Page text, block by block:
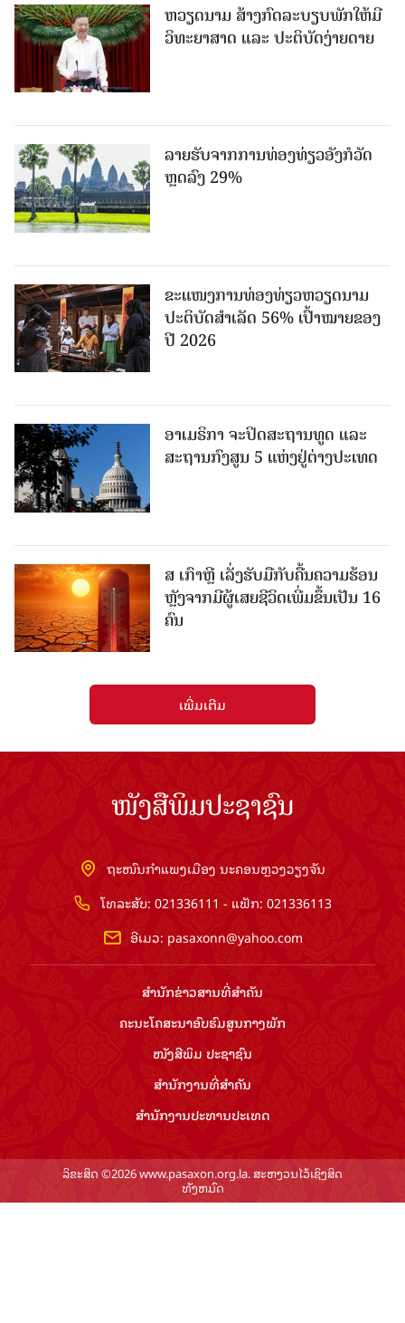
ຫວຽດນາມ ສ້າງກົດລະບຽບພັກໃຫ້ມີ
ວິທະຍາສາດ ແລະ ປະຕິບັດງ່າຍດາຍ
ລາຍຮັບຈາກການທ່ອງທ່ຽວອັງກໍວັດ
ຫຼດລົງ 29%
ຂະ​ແໜງ​ການ​ທ່ອງ​ທ່ຽວຫວຽດນາມ ​
ປະ​ຕິ​ບັດ​ສຳ​ເລັດ 56% ເປົ້າ​ໝາຍຂອງ
ປີ 2026
ອາເມຣິກາ ຈະປິດສະຖານທູດ ແ​ລະ
ສະຖານກົງສູນ 5 ແຫ່ງ​ຢູ່​ຕ່າງ​ປະ​ເທດ
ສ ເກົາຫຼີ ເລັ່ງຮັບມືກັບຄື້ນຄວາມຮ້ອນ
ຫຼັງຈາກມີຜູ້ເສຍຊີວິດເພີ່ມຂຶ້ນເປັນ 16
ຄົນ
ເພີ່ມເຕີມ
ໜັງສືພິມປະຊາຊົນ
ຖະໜົນກຳແພງເມືອງ ນະຄອນຫຼວງວຽງຈັນ
ໂທລະສັບ: 021336111 - ແຟັກ: 021336113
ອີເມວ: pasaxonn@yahoo.com
ສຳ​ນັກ​ຂ່າວ​ສານ​ທີ່​ສຳ​ຄັນ​
ຄະນະໂຄສະນາອົບຮົມ​ສູນ​ກາງ​ພັກ
ໜັງສືພິມ ປະ​ຊາ​ຊົນ
ສຳ​ນັກ​ງານ​ທີ່​ສຳ​ຄັນ
ສຳ​ນັກ​ງານ​ປະ​ທານ​ປະ​ເທດ
ລິຂະສິດ ©2026 www.pasaxon.org.la. ສະຫງວນໄວ້ເຊິງສິດ
ທັງຫມົດ